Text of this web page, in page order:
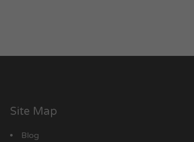
Site Map
Blog